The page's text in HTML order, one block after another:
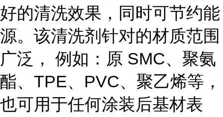
好的清洗效果，同时可节约能
源。该清洗剂针对的材质范围
广泛， 例如：原 SMC、聚氨
酯、TPE、PVC、聚乙烯等，
也可用于任何涂装后基材表